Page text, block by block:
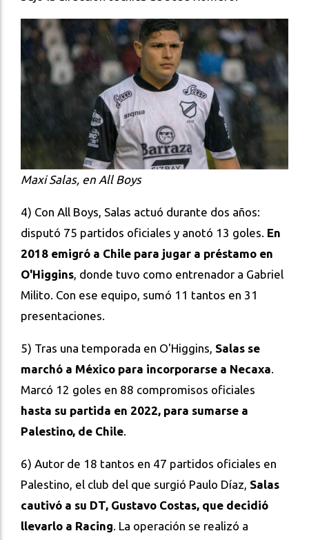
Maxi Salas, en All Boys
4) Con All Boys, Salas actuó durante dos años:
disputó 75 partidos oficiales y anotó 13 goles. En
2018 emigró a Chile para jugar a préstamo en
O'Higgins, donde tuvo como entrenador a Gabriel
Milito. Con ese equipo, sumó 11 tantos en 31
presentaciones.
5) Tras una temporada en O'Higgins, Salas se
marchó a México para incorporarse a Necaxa.
Marcó 12 goles en 88 compromisos oficiales
hasta su partida en 2022, para sumarse a
Palestino, de Chile.
6) Autor de 18 tantos en 47 partidos oficiales en
Palestino, el club del que surgió Paulo Díaz, Salas
cautivó a su DT, Gustavo Costas, que decidió
llevarlo a Racing. La operación se realizó a